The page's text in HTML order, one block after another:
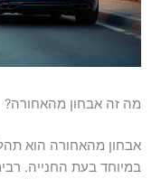
מה זה אבחון מהאחורה?
אבחון מהאחורה הוא
במיוחד בעת החנייה.